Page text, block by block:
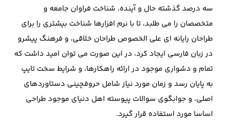
مشاوره مالی آزاد 0/2
سه درصد گذشته حال و آینده، شناخت فراوان جامعه و
متخصصان را می طلبد، تا با نرم افزارها شناخت بیشتری را برای
طراحان رایانه ای علی الخصوص طراحان خلاقی، و فرهنگ پیشرو
در زبان فارسی ایجاد کرد، در این صورت می توان امید داشت که
تمام و دشواری موجود در ارائه راهکارها، و شرایط سخت تایپ
به پایان رسد و زمان مورد نیاز شامل حروفچینی دستاوردهای
اصلی، و جوابگوی سوالات پیوسته اهل دنیای موجود طراحی
اساسا مورد استفاده قرار گیرد.